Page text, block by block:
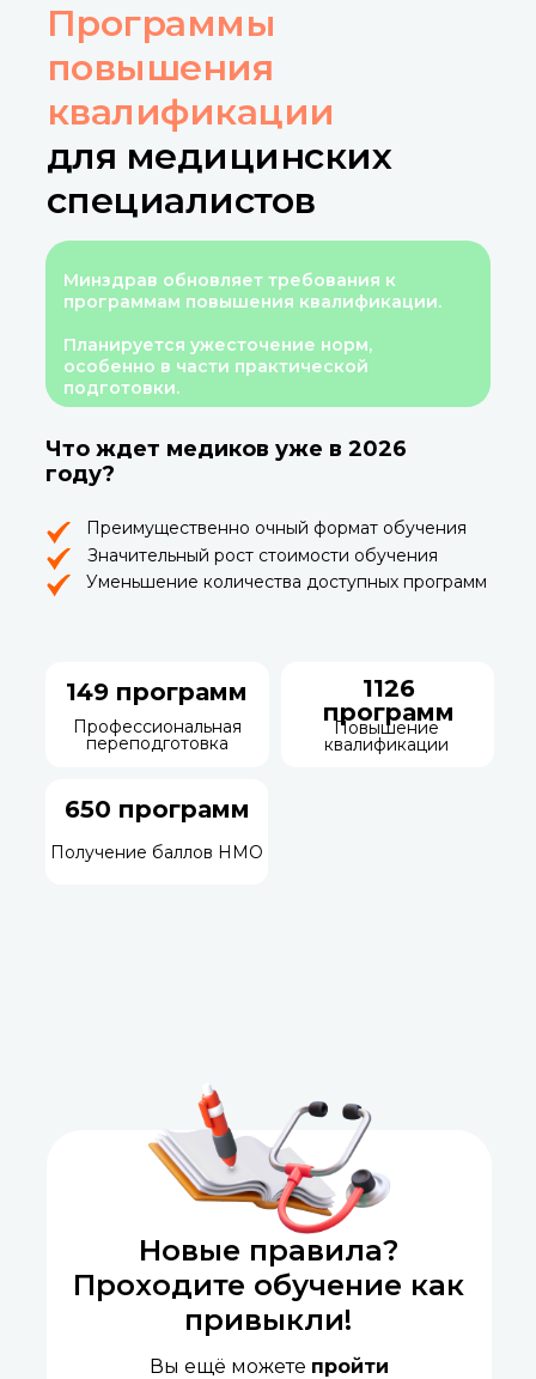
Программы
повышения
квалификации
для медицинских
специалистов
Минздрав обновляет требования к
программам повышения квалификации.
Планируется ужесточение норм,
особенно в части практической
подготовки.
Что ждет медиков уже в 2026
году?
Получение баллов НМО
Повышение
квалификации
Профессиональная
переподготовка
149 программ
1126
программ
650 программ
Преимущественно очный формат обучения
Значительный рост стоимости обучения
Уменьшение количества доступных программ
Новые правила?
Проходите обучение как
привыкли!
Вы ещё можете пройти